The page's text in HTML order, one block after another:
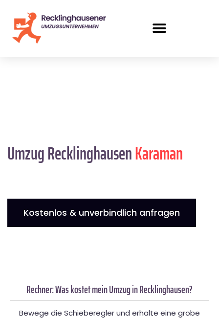
Umzug RecklinghausenKaraman
Kostenlos & unverbindlich anfragen
Rechner: Was kostet mein Umzug in Recklinghausen?
Bewege die Schieberegler und erhalte eine grobe